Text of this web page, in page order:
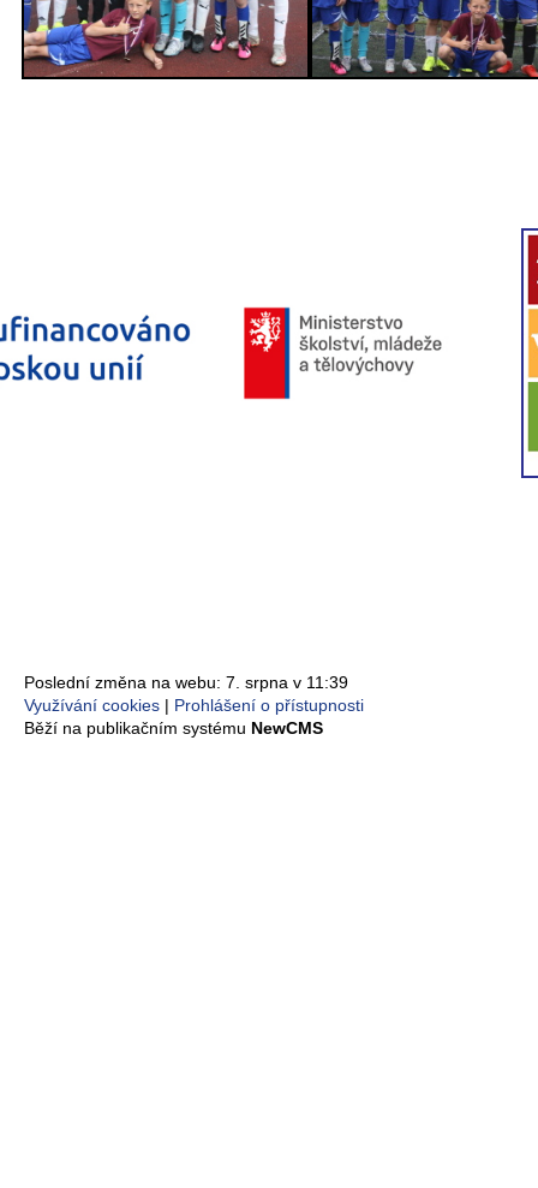
Poslední změna na webu: 7. srpna v 11:39
Využívání cookies
Prohlášení o přístupnosti
Běží na publikačním systému NewCMS